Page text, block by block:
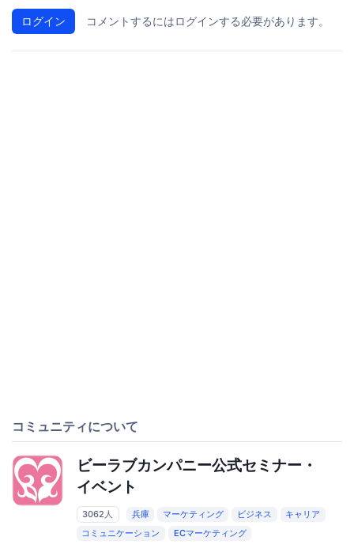
ログイン コメントするにはログインする必要があります。
コミュニティについて
ビーラブカンパニー公式セミナー・
イベント
3062人 兵庫 マーケティング ビジネス
キャリア
コミュニケーション
ECマーケティング